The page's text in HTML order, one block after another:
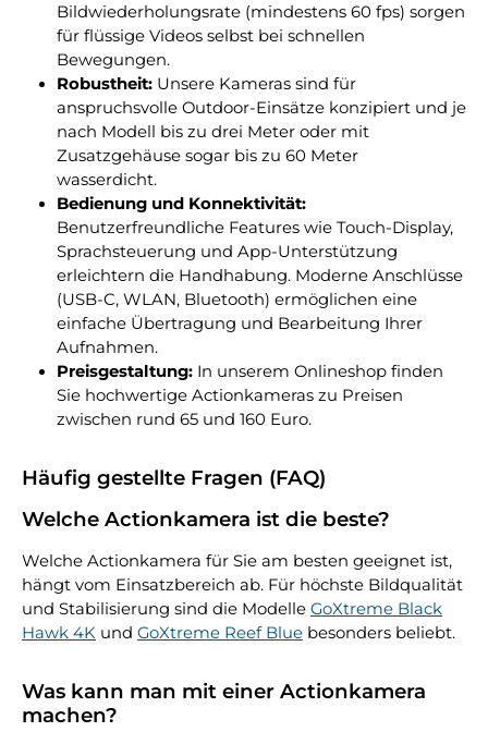
Bildwiederholungsrate (mindestens 60 fps) sorgen
für flüssige Videos selbst bei schnellen
Bewegungen.
Robustheit: Unsere Kameras sind für
anspruchsvolle Outdoor-Einsätze konzipiert und je
nach Modell bis zu drei Meter oder mit
Zusatzgehäuse sogar bis zu 60 Meter
wasserdicht.
Bedienung und Konnektivität:
Benutzerfreundliche Features wie Touch-Display,
Sprachsteuerung und App-Unterstützung
erleichtern die Handhabung. Moderne Anschlüsse
(USB-C, WLAN, Bluetooth) ermöglichen eine
einfache Übertragung und Bearbeitung Ihrer
Aufnahmen.
Preisgestaltung: In unserem Onlineshop finden
Sie hochwertige Actionkameras zu Preisen
zwischen rund 65 und 160 Euro.
Häufig gestellte Fragen (FAQ)
Welche Actionkamera ist die beste?
Welche Actionkamera für Sie am besten geeignet ist,
hängt vom Einsatzbereich ab. Für höchste Bildqualität
und Stabilisierung sind die Modelle GoXtreme Black
Hawk 4K und GoXtreme Reef Blue besonders beliebt.
Was kann man mit einer Actionkamera
machen?